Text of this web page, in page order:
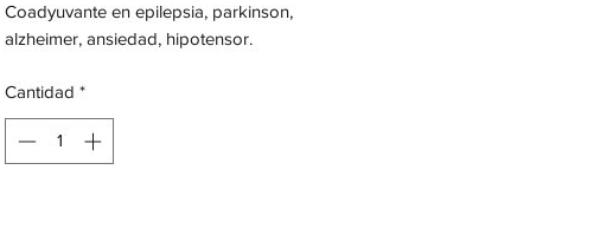
Coadyuvante en epilepsia, parkinson,
alzheimer, ansiedad, hipotensor.
Cantidad *